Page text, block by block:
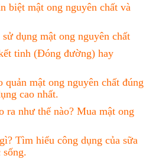
biệt mật ong nguyên chất và
dụng mật ong nguyên chất
tinh (Đóng đường) hay
quản mật ong nguyên chất đúng
cao nhất.
ra như thế nào? Mua mật ong
Tìm hiểu công dụng của sữa
sống.